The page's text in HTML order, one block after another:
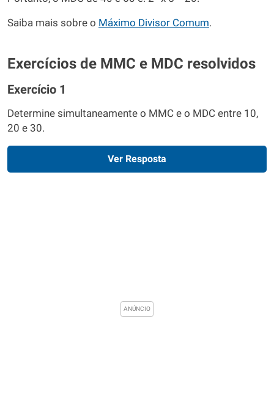
Saiba mais sobre o Máximo Divisor Comum.
Exercícios de MMC e MDC resolvidos
Exercício 1
Determine simultaneamente o MMC e o MDC entre 10,
20 e 30.
Ver Resposta